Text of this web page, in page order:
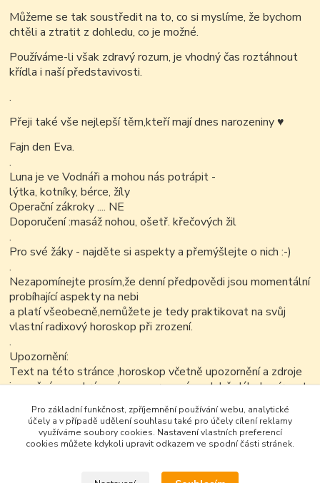
Můžeme se tak soustředit na to, co si myslíme, že bychom
chtěli a ztratit z dohledu, co je možné.
Používáme-li však zdravý rozum, je vhodný čas roztáhnout
křídla i naší představivosti.
.
Přeji také vše nejlepší těm,kteří mají dnes narozeniny♥
Fajn den Eva.
.
Luna je ve Vodnáři a mohou nás potrápit -
lýtka, kotníky, bérce, žíly
Operační zákroky .... NE
Doporučení :masáž nohou, ošetř. křečových žil
.
Pro své žáky - najděte si aspekty a přemýšlejte o nich :-)
.
Nezapomínejte prosím,že denní předpovědi jsou momentální
probíhající aspekty na nebi
a platí všeobecně,nemůžete je tedy praktikovat na svůj
vlastní radixový horoskop při zrození.
.
Upozornění:
Text na této stránce ,horoskop včetně upozornění a zdroje
je možné v nezkrácené a neupravené podobě dále kopírovat
způsobem...
Pro základní funkčnost, zpříjemnění používání webu, analytické
účely a v případě udělení souhlasu také pro účely cílení reklamy
využíváme soubory cookies. Nastavení vlastních preferencí
cookies můžete kdykoli upravit odkazem ve spodní části stránek.